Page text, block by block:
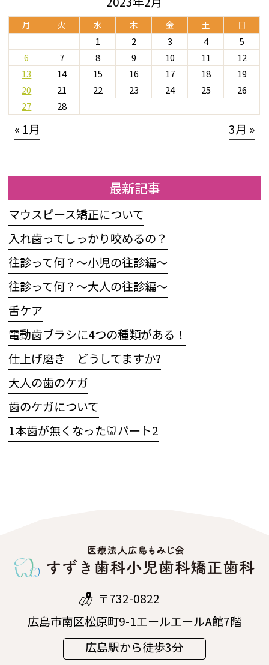
月 火 水 木 金 土 日
1 2 3 4
5
6
7 8 9 10 11
12
13
14 15 16 17 18
19
20
21 22 23 24 25
26
27
28
« 1月 3月 »
最新記事
マウスピース矯正について
入れ歯ってしっかり咬めるの？
往診って何？〜小児の往診編〜
往診って何？～大人の往診編～
舌ケア
電動歯ブラシに4つの種類がある！
仕上げ磨き どうしてますか?
大人の歯のケガ
歯のケガについて
1本歯が無くなった🦷パート2
〒732-0822
広島市南区松原町9-1エールエールA館7階
広島駅から徒歩3分